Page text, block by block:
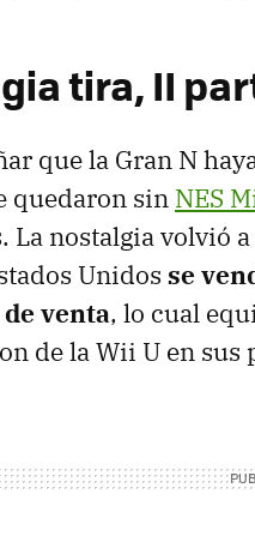
tira, II
que la Gran N
quedaron sin NES
La nostalgia volvió
Unidos se
venta, lo cual
de la Wii U en